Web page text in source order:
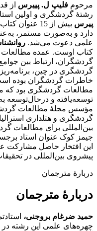
مرحوم فلیپ ل. پییرس از
رشتۀ گردشگری و اولین
پیرس
بیش از 15
دارد و به‌صورت مستمر،
علمی دعوت می‌شد.
کتاب اوست. عمده مطالعات
گردشگران، ارتباط بین
گردشگری در چین،
خاطرات گردشگران بوده
مطالعات گردشگری بود که
توسعه‌یافته و درحال‌توسعه
مؤسس مجلۀ مطالعات
گردشگری و هتلداری
جیمز کوک عنوان استاد
‌‌این افتخار حاصل مشارکت
پیشروی بین‌المللی در
دربارۀ مترجمان
دربارۀ مترجمان
حمید ضرغام بروجنی،
چهره‌های علمی این رشته در